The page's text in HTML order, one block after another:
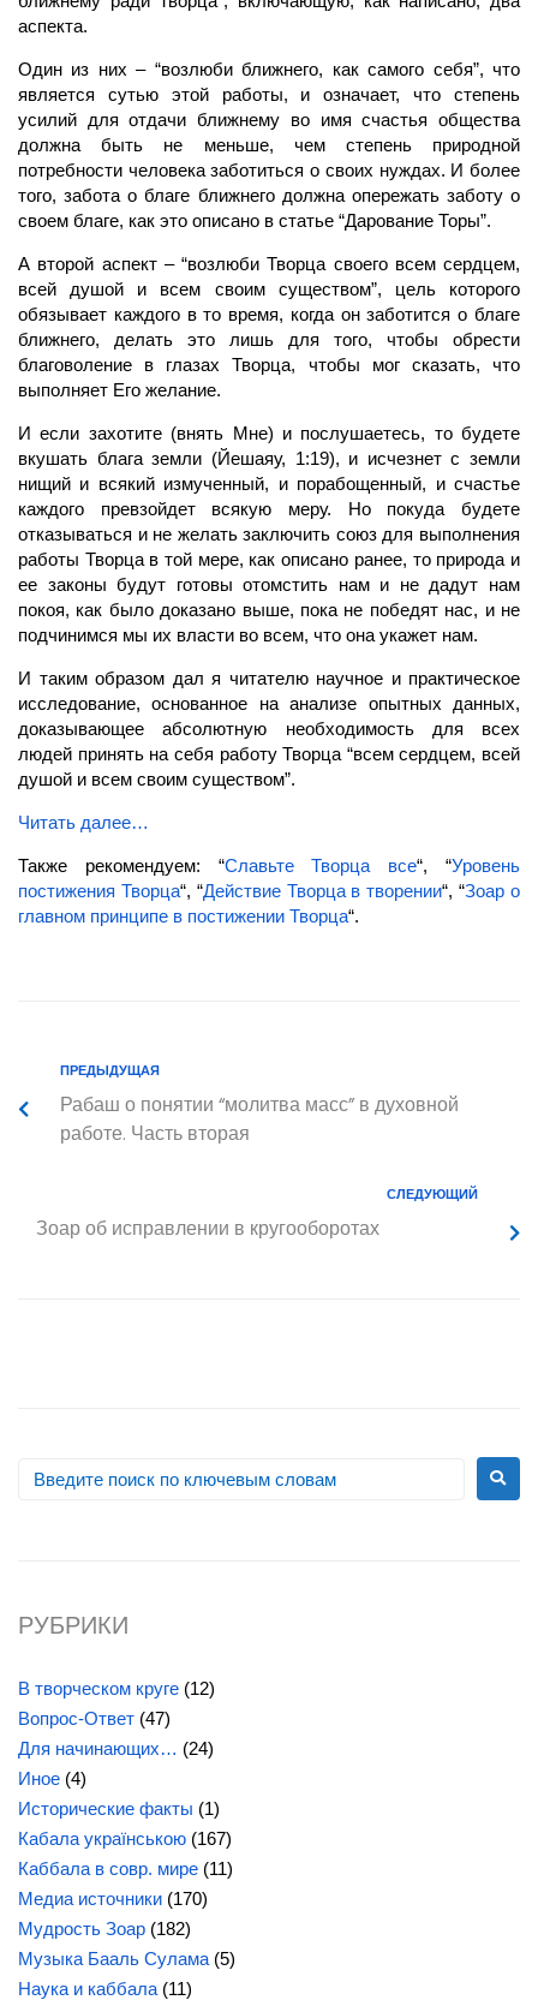
аспекта.
Один из них – “возлюби ближнего, как самого себя”, что
является сутью этой работы, и означает, что степень
усилий для отдачи ближнему во имя счастья общества
должна быть не меньше, чем степень природной
потребности человека заботиться о своих нуждах. И более
того, забота о благе ближнего должна опережать заботу о
своем благе, как это описано в статье “Дарование Торы”.
А второй аспект – “возлюби Творца своего всем сердцем,
всей душой и всем своим существом”, цель которого
обязывает каждого в то время, когда он заботится о благе
ближнего, делать это лишь для того, чтобы обрести
благоволение в глазах Творца, чтобы мог сказать, что
выполняет Его желание.
И если захотите (внять Мне) и послушаетесь, то будете
вкушать блага земли (Йешаяу, 1:19), и исчезнет с земли
нищий и всякий измученный, и порабощенный, и счастье
каждого превзойдет всякую меру. Но покуда будете
отказываться и не желать заключить союз для выполнения
работы Творца в той мере, как описано ранее, то природа и
ее законы будут готовы отомстить нам и не дадут нам
покоя, как было доказано выше, пока не победят нас, и не
подчинимся мы их власти во всем, что она укажет нам.
И таким образом дал я читателю научное и практическое
исследование, основанное на анализе опытных данных,
доказывающее абсолютную необходимость для всех
людей принять на себя работу Творца “всем сердцем, всей
душой и всем своим существом”.
Читать далее…
Также рекомендуем: “Славьте Творца все“, “Уровень
постижения Творца“, “Действие Творца в творении“, “Зоар о
главном принципе в постижении Творца“.
ПРЕДЫДУЩАЯ
Рабаш о понятии “молитва масс” в духовной
работе. Часть вторая
СЛЕДУЮЩИЙ
Зоар об исправлении в кругооборотах
РУБРИКИ
В творческом круге (12)
Вопрос-Ответ (47)
Для начинающих… (24)
Иное (4)
Исторические факты (1)
Кабала українською (167)
Каббала в совр. мире (11)
Медиа источники (170)
Мудрость Зоар (182)
Музыка Бааль Сулама (5)
Наука и каббала (11)